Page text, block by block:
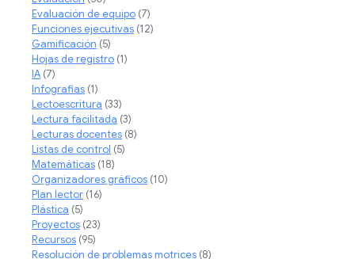
Evaluación de equipo (7)
Funciones ejecutivas (12)
Gamificación (5)
Hojas de registro (1)
IA (7)
Infografias (1)
Lectoescritura (33)
Lectura facilitada (3)
Lecturas docentes (8)
Listas de control (5)
Matemáticas (18)
Organizadores gráficos (10)
Plan lector (16)
Plástica (5)
Proyectos (23)
Recursos (95)
Resolución de problemas motrices (8)